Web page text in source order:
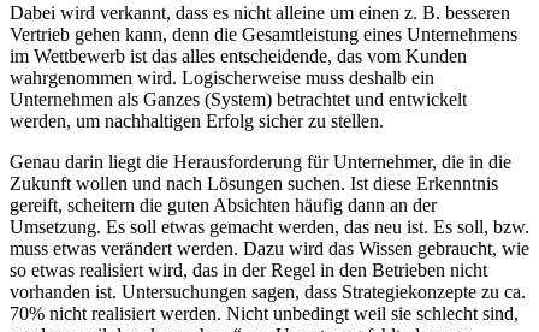
Dabei wird verkannt, dass es nicht alleine um einen z. B. besseren
Vertrieb gehen kann, denn die Gesamtleistung eines Unternehmens
im Wettbewerb ist das alles entscheidende, das vom Kunden
wahrgenommen wird. Logischerweise muss deshalb ein
Unternehmen als Ganzes (System) betrachtet und entwickelt
werden, um nachhaltigen Erfolg sicher zu stellen.
Genau darin liegt die Herausforderung für Unternehmer, die in die
Zukunft wollen und nach Lösungen suchen. Ist diese Erkenntnis
gereift, scheitern die guten Absichten häufig dann an der
Umsetzung. Es soll etwas gemacht werden, das neu ist. Es soll, bzw.
muss etwas verändert werden. Dazu wird das Wissen gebraucht, wie
so etwas realisiert wird, das in der Regel in den Betrieben nicht
vorhanden ist. Untersuchungen sagen, dass Strategiekonzepte zu ca.
70% nicht realisiert werden. Nicht unbedingt weil sie schlecht sind,